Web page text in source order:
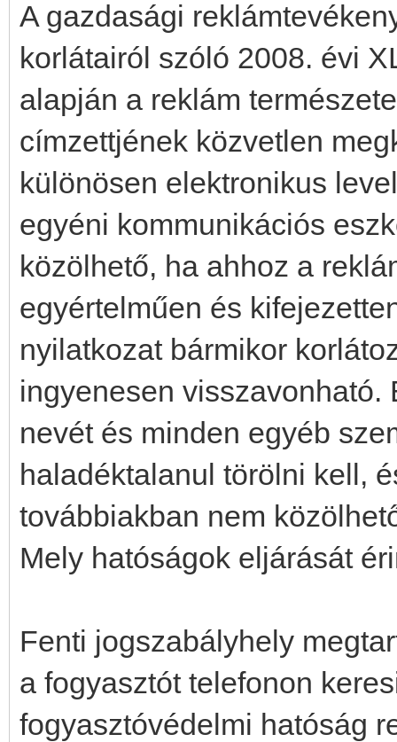
A gazdasági
korlátairól szóló 2008. évi
alapján a reklám
címzettjének közvetlen
különösen elektronikus
egyéni kommunikációs
közölhető, ha ahhoz a
egyértelműen és
nyilatkozat bármikor
ingyenesen
nevét és minden egyéb
haladéktalanul törölni kell,
továbbiakban nem
Mely hatóságok eljárását
Fenti jogszabályhely
a fogyasztót telefonon
fogyasztóvédelmi hatóság